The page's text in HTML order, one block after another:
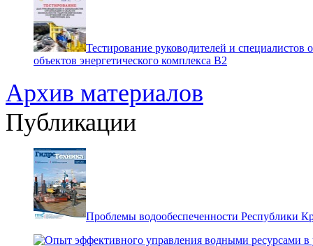
Тестирование руководителей и специалистов
объектов энергетического комплекса В2
Архив материалов
Публикации
Проблемы водообеспеченности Республики